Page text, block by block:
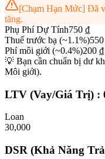
[Chạm Hạn Mức] Đã
tăng.
Phụ Phí Dự Tính750 ₫
Thuế trước bạ (~1.1%)550
Phí môi giới (~0.4%)200 ₫
💡 Bạn cần chuẩn bị dư
Môi giới).
LTV (Vay/Giá Trị) :
Loan
30,000
DSR (Khả Năng